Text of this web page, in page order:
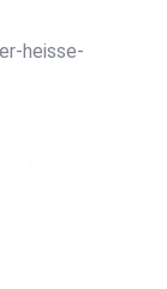
heisse-
zu